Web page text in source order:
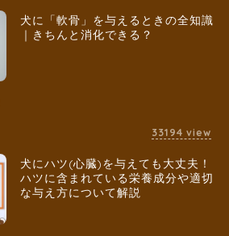
犬に「軟骨」を与えるときの全知識
｜きちんと消化できる？
33194 view
犬にハツ(心臓)を与えても大丈夫！
ハツに含まれている栄養成分や適切
な与え方について解説